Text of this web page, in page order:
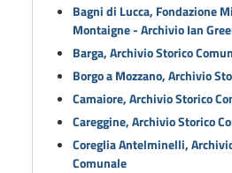
Bagni di Lucca, Fondazione
Montaigne - Archivio Ian
Barga, Archivio Storico
Borgo a Mozzano, Archivio
Camaiore, Archivio Storico
Careggine, Archivio Storico
Coreglia Antelminelli,
Comunale